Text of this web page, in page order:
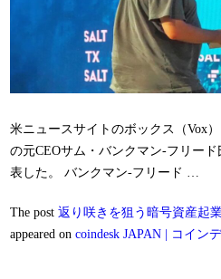
米ニュースサイトのボックス（Vox
の元CEOサム・バンクマン-フリー
表した。 バンクマン-フリード …
The post 返り咲きを狙う暗号資産起
appeared on coindesk JAPAN | コイン